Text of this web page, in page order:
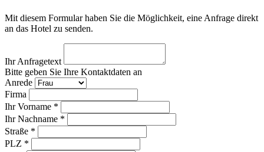
Mit diesem Formular haben Sie die Möglichkeit, eine Anfrage direkt
an das Hotel zu senden.
Ihr Anfragetext
Bitte geben Sie Ihre Kontaktdaten an
Anrede
Firma
Ihr Vorname *
Ihr Nachname *
Straße *
PLZ *